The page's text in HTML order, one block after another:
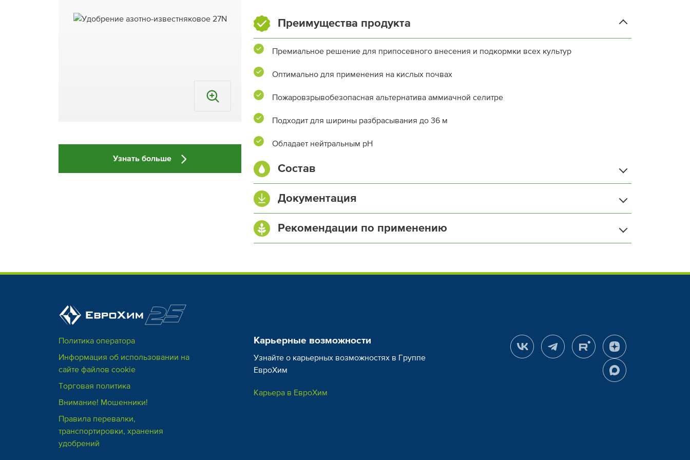
Узнать больше
Преимущества продукта
Премиальное решение для припосевного внесения и подкормки всех культур
Оптимально для применения на кислых почвах
Пожаровзрывобезопасная альтернатива аммиачной селитре
Подходит для ширины разбрасывания до 36 м
Обладает нейтральным pH
Состав
Азот (N) общий, %
Азот нитратный (NO
Азот аммонийный (NH ), % 13
Магний (MgO), % 4
Документация
Настройка разбрасывателей Амазоне
Рекомендации по применению
(50-250 кг/га)
(100-300 кг/га)
Рапс
(100-250 кг/га)
Политика оператора
Информация об использовании на
сайте файлов cookie
Торговая политика
Внимание! Мошенники!
Правила перевалки,
транспортировки, хранения
удобрений
Карьерные возможности
Узнайте о карьерных возможностях в Группе
ЕвроХим
Карьера в ЕвроХим